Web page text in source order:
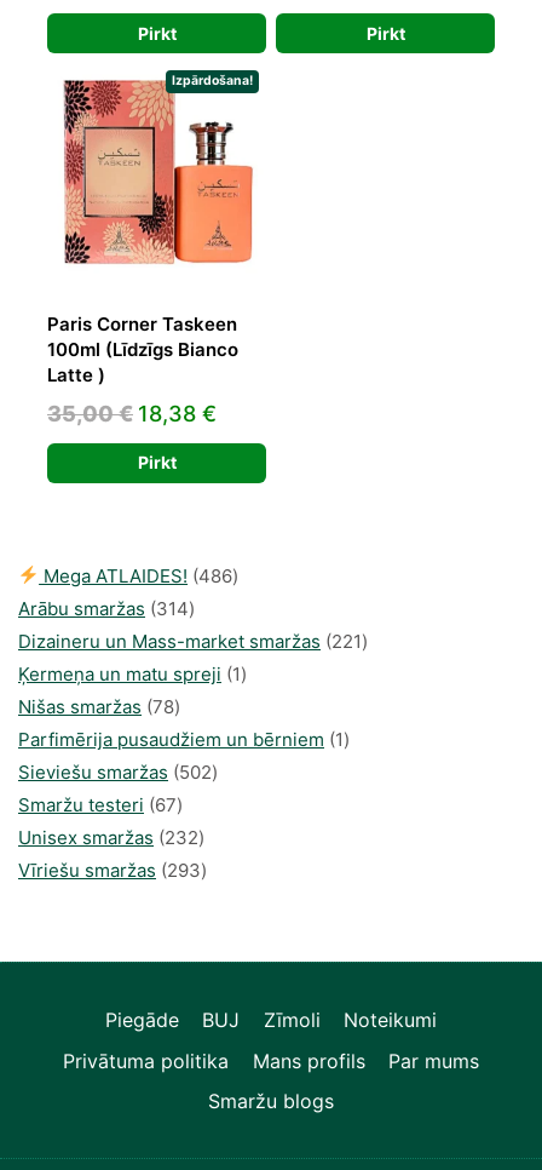
price
was:
42,19 €.
price
is:
25,41 €.
Pirkt
42,19 €.
Pirkt
Izpārdošana!
Paris Corner Taskeen
100ml (Līdzīgs Bianco
Latte )
35,00€ Original
price
was:
18,38 €
price
is:
Pirkt
Mega ATLAIDES! 486486
Arābu smaržas 314314
produkti
Dizaineru un Mass-market smaržas 221221
Ķermeņa un matu spreji 11
Nišas smaržas 7878
produkts
Parfimērija pusaudžiem un bērniem 11
Sieviešu smaržas 502502
Smaržu testeri 6767
produkts
Unisex smaržas 232232
produkts
Vīriešu smaržas 293293
Piegāde BUJ Zīmoli
Noteikumi
Privātuma politika
Mans profils
Par mums
Smaržu blogs